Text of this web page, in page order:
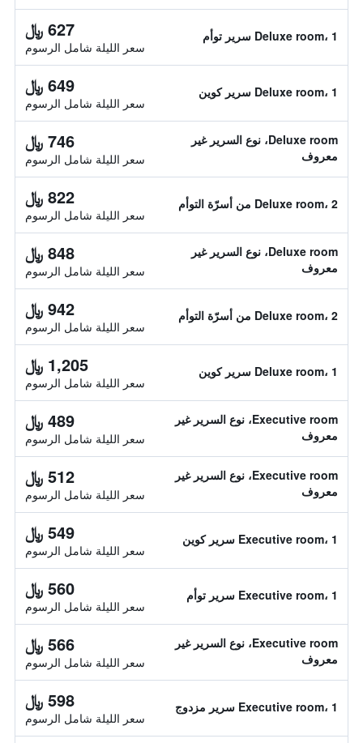
Deluxe room، 1 سرير توأم 627 ﷼
سعر الليلة شامل الرسوم
Deluxe room، 1 سرير كوين 649 ﷼
سعر الليلة شامل الرسوم
Deluxe room، نوع السرير غير
معروف
746 ﷼
سعر الليلة شامل الرسوم
Deluxe room، 2 من أسرّة التوأم 822 ﷼
سعر الليلة شامل الرسوم
Deluxe room، نوع السرير غير
معروف
848 ﷼
سعر الليلة شامل الرسوم
Deluxe room، 2 من أسرّة التوأم 942 ﷼
سعر الليلة شامل الرسوم
Deluxe room، 1 سرير كوين 1,205 ﷼
سعر الليلة شامل الرسوم
Executive room، نوع السرير غير
معروف
489 ﷼
سعر الليلة شامل الرسوم
Executive room، نوع السرير غير
معروف
512 ﷼
سعر الليلة شامل الرسوم
Executive room، 1 سرير كوين 549 ﷼
سعر الليلة شامل الرسوم
Executive room، 1 سرير توأم 560 ﷼
سعر الليلة شامل الرسوم
Executive room، نوع السرير غير
معروف
566 ﷼
سعر الليلة شامل الرسوم
Executive room، 1 سرير مزدوج 598 ﷼
سعر الليلة شامل الرسوم